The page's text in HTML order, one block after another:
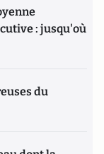
: jusqu'où
du